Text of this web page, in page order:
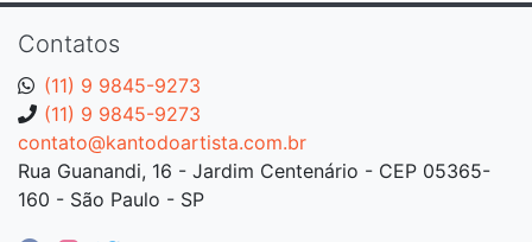
Contatos
(11) 9 9845-9273
(11) 9 9845-9273
contato@kantodoartista.com.br
Rua Guanandi, 16 - Jardim Centenário - CEP 05365-
160 - São Paulo - SP